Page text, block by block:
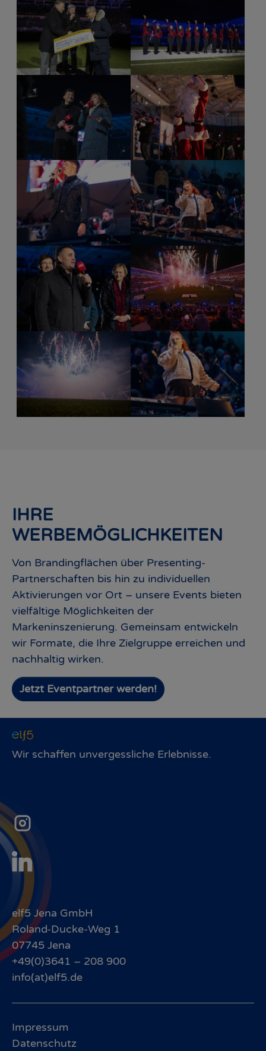
Show larger version for:
Show larger version for: Show larger version for:
Show larger version for:Show larger version for:
Show larger version for:Show larger version for:
IHRE
WERBEMÖGLICHKEITEN
Von Brandingflächen über Presenting-
Partnerschaften bis hin zu individuellen
Aktivierungen vor Ort – unsere Events bieten
vielfältige Möglichkeiten der
Markeninszenierung. Gemeinsam entwickeln
wir Formate, die Ihre Zielgruppe erreichen und
nachhaltig wirken.
Jetzt Eventpartner werden!
Wir schaffen unvergessliche Erlebnisse.
elf5 Jena GmbH
Roland-Ducke-Weg 1
07745 Jena
+49(0)3641 – 208 900
info(at)elf5.de
Impressum
Datenschutz